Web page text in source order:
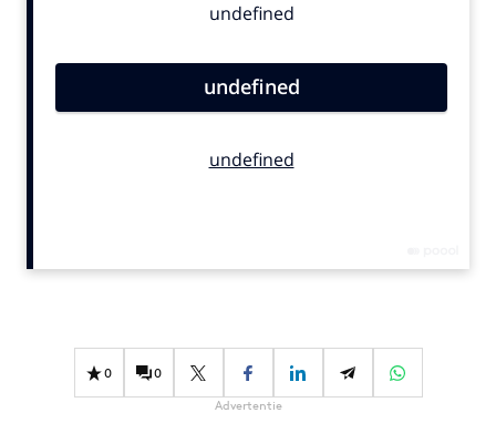
Contentmarketing
Effectiviteit
Gedragsverandering
0 0
Advertentie